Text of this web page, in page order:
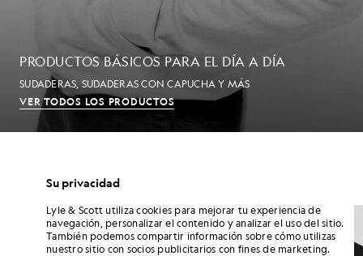
PRODUCTOS BÁSICOS PARA EL DÍA A DÍA
SUDADERAS, SUDADERAS CON CAPUCHA Y MÁS
VER TODOS LOS PRODUCTOS
CAMISETAS DE HOMBRE
NOVEDADES NOVEDADES
Su privacidad
Lyle & Scott utiliza cookies para mejorar tu experiencia de
navegación, personalizar el contenido y analizar el uso del sitio.
También podemos compartir información sobre cómo utilizas
nuestro sitio con socios publicitarios con fines de marketing.